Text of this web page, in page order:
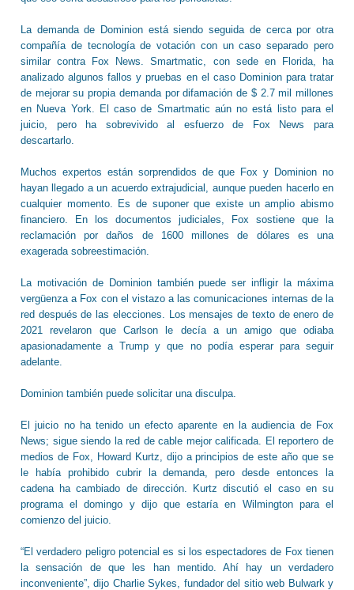
La demanda de Dominion está siendo seguida de cerca por otra
compañía de tecnología de votación con un caso separado pero
similar contra Fox News. Smartmatic, con sede en Florida, ha
analizado algunos fallos y pruebas en el caso Dominion para tratar
de mejorar su propia demanda por difamación de $ 2.7 mil millones
en Nueva York. El caso de Smartmatic aún no está listo para el
juicio, pero ha sobrevivido al esfuerzo de Fox News para
descartarlo.
Muchos expertos están sorprendidos de que Fox y Dominion no
hayan llegado a un acuerdo extrajudicial, aunque pueden hacerlo en
cualquier momento. Es de suponer que existe un amplio abismo
financiero. En los documentos judiciales, Fox sostiene que la
reclamación por daños de 1600 millones de dólares es una
exagerada sobreestimación.
La motivación de Dominion también puede ser infligir la máxima
vergüenza a Fox con el vistazo a las comunicaciones internas de la
red después de las elecciones. Los mensajes de texto de enero de
2021 revelaron que Carlson le decía a un amigo que odiaba
apasionadamente a Trump y que no podía esperar para seguir
adelante.
Dominion también puede solicitar una disculpa.
El juicio no ha tenido un efecto aparente en la audiencia de Fox
News; sigue siendo la red de cable mejor calificada. El reportero de
medios de Fox, Howard Kurtz, dijo a principios de este año que se
le había prohibido cubrir la demanda, pero desde entonces la
cadena ha cambiado de dirección. Kurtz discutió el caso en su
programa el domingo y dijo que estaría en Wilmington para el
comienzo del juicio.
“El verdadero peligro potencial es si los espectadores de Fox tienen
la sensación de que les han mentido. Ahí hay un verdadero
inconveniente”, dijo Charlie Sykes, fundador del sitio web Bulwark y